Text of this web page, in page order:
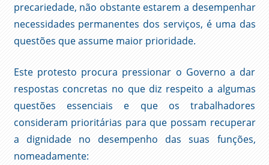
precariedade, não obstante estarem a desempenhar
necessidades permanentes dos serviços, é uma das
questões que assume maior prioridade.
Este protesto procura pressionar o Governo a dar
respostas concretas no que diz respeito a algumas
questões essenciais e que os trabalhadores
consideram prioritárias para que possam recuperar
a dignidade no desempenho das suas funções,
nomeadamente: